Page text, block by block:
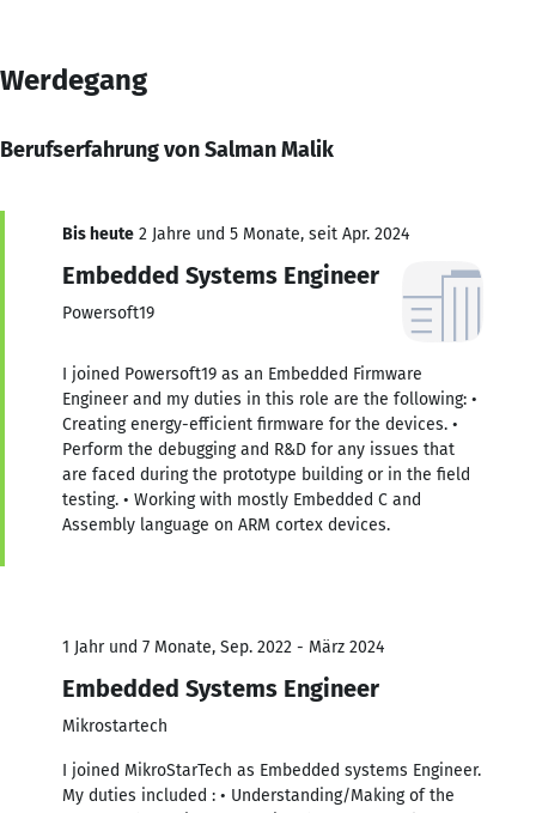
Werdegang
Berufserfahrung von Salman Malik
Bis heute 2 Jahre und 5 Monate, seit Apr. 2024
Embedded Systems Engineer
Powersoft19
I joined Powersoft19 as an Embedded Firmware
Engineer and my duties in this role are the following: •
Creating energy-efficient firmware for the devices. •
Perform the debugging and R&D for any issues that
are faced during the prototype building or in the field
testing. • Working with mostly Embedded C and
Assembly language on ARM cortex devices.
1 Jahr und 7 Monate, Sep. 2022 - März 2024
Embedded Systems Engineer
Mikrostartech
I joined MikroStarTech as Embedded systems Engineer.
My duties included : • Understanding/Making of the